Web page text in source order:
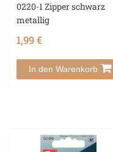
0220-1 Zipper schwarz
metallig
1,99 €
In den Warenkorb